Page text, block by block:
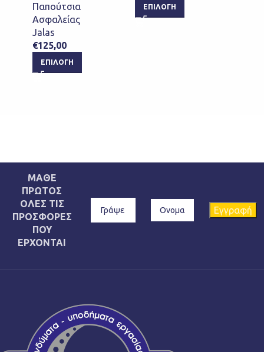
Παπούτσια
Ασφαλείας
Jalas
€125,00
ΕΠΙΛΟΓΉ
ΕΠΙΛΟΓΉ
ΜΑΘΕ
ΠΡΩΤΟΣ
ΟΛΕΣ ΤΙΣ
ΠΡΟΣΦΟΡΕΣ
ΠΟΥ
ΕΡΧΟΝΤΑΙ